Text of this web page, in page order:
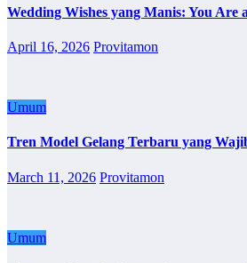
Wedding Wishes yang Manis: You Are
April 16, 2026 Provitamon
Umum
Tren Model Gelang Terbaru yang
March 11, 2026 Provitamon
Umum